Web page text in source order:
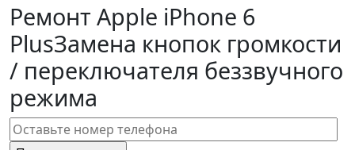
Ремонт Apple iPhone 6
PlusЗамена кнопок громкости
/ переключателя беззвучного
режима